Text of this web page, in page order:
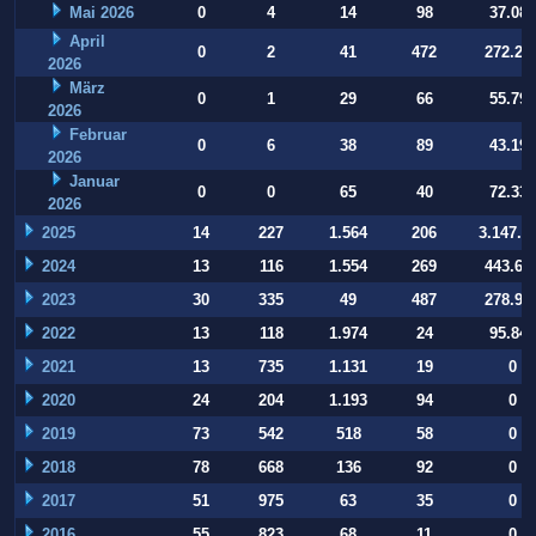
Mai 2026 0 4 14 98
37.084
April
2026
0 2 41 472
März
2026
0 1 29 66
55.794
Februar
2026
0 6 38 89
43.197
Januar
2026
0 0 65 40 72.332
2025 14 227 1.564 206
2024
13 116 1.554 269
2023
30 335 49 487
2022
13 118 1.974 24
95.847
2021
13 735 1.131 19
0
2020
24 204 1.193 94
0
2019
73 542 518 58
0
2018
78 668 136 92
0
2017
51 975 63 35
0